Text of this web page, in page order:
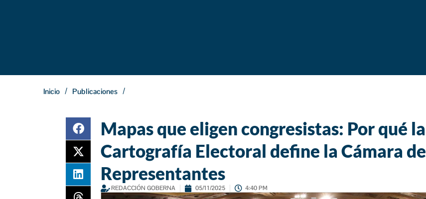
Inicio / Publicaciones /
Mapas que eligen congresistas: Por qué la
Cartografía Electoral define la Cámara de
Representantes
REDACCIÓN GOBERNA 05/11/2025 4:40 PM